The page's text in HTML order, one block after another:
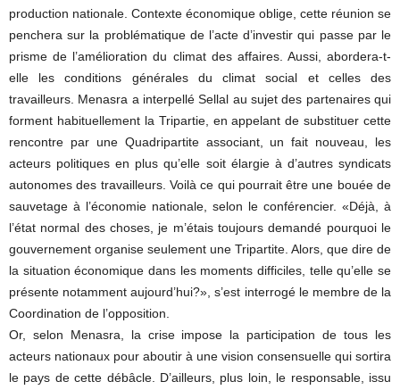
production nationale. Contexte économique oblige, cette réunion se
penchera sur la problématique de l’acte d’investir qui passe par le
prisme de l’amélioration du climat des affaires. Aussi, abordera-t-
elle les conditions générales du climat social et celles des
travailleurs. Menasra a interpellé Sellal au sujet des partenaires qui
forment habituellement la Tripartie, en appelant de substituer cette
rencontre par une Quadripartite associant, un fait nouveau, les
acteurs politiques en plus qu’elle soit élargie à d’autres syndicats
autonomes des travailleurs. Voilà ce qui pourrait être une bouée de
sauvetage à l’économie nationale, selon le conférencier. «Déjà, à
l’état normal des choses, je m’étais toujours demandé pourquoi le
gouvernement organise seulement une Tripartite. Alors, que dire de
la situation économique dans les moments difficiles, telle qu’elle se
présente notamment aujourd’hui?», s’est interrogé le membre de la
Coordination de l’opposition.
Or, selon Menasra, la crise impose la participation de tous les
acteurs nationaux pour aboutir à une vision consensuelle qui sortira
le pays de cette débâcle. D’ailleurs, plus loin, le responsable, issu